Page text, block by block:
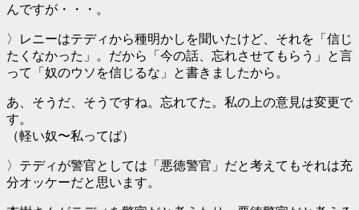
んですが・・・。
〉レニーはテディから種明かしを聞いたけど、それを「信じ
たくなかった」。だから「今の話、忘れさせてもらう」と言
って「奴のウソを信じるな」と書きましたから。
あ、そうだ、そうですね。忘れてた。私の上の意見は変更で
す。
（軽い奴〜私ってば）
〉テディが警官としては「悪徳警官」だと考えてもそれは充
分オッケーだと思います。